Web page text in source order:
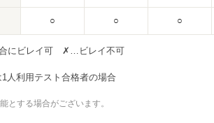
○ ○ ○
にビレイ可 ✗…ビレイ不可
人利用テスト合格者の場合
とする場合がございます。